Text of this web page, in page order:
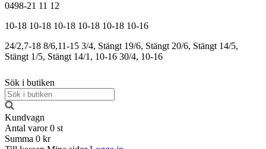
0498-21 11 12
10-18 10-18 10-18 10-18 10-18 10-16
24/2,7-18 8/6,11-15 3/4, Stängt 19/6, Stängt 20/6, Stängt 14/5,
Stängt 1/5, Stängt 14/1, 10-16 30/4, 10-16
Sök i butiken
Kundvagn
Antal varor 0 st
Summa 0 kr